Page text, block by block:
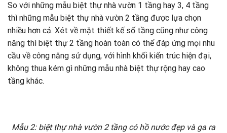
So với những mẫu biệt thự nhà vườn 1 tầng hay 3, 4 tầng
thì những mẫu biệt thự nhà vườn 2 tầng được lựa chọn
nhiều hơn cả. Xét về mặt thiết kế số tầng cũng như công
năng thì biệt thự 2 tầng hoàn toàn có thể đáp ứng mọi nhu
cầu về công năng sử dụng, với hình khối kiến trúc hiện đại,
không thua kém gì những mẫu nhà biệt thự rộng hay cao
tầng khác.
Mẫu 2: biệt thự nhà vườn 2 tầng có hồ nước đẹp và ga ra